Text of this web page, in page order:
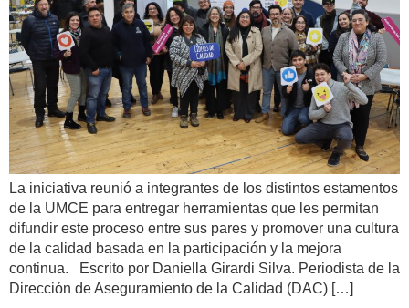
La iniciativa reunió a integrantes de los distintos estamentos
de la UMCE para entregar herramientas que les permitan
difundir este proceso entre sus pares y promover una cultura
de la calidad basada en la participación y la mejora
continua. Escrito por Daniella Girardi Silva. Periodista de la
Dirección de Aseguramiento de la Calidad (DAC) […]